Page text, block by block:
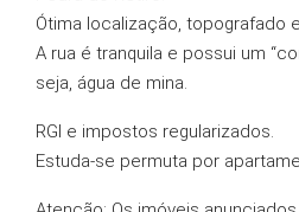
Ótima localização, topografado
A rua é tranquila e possui um
seja, água de mina.
RGI e impostos regularizados.
Estuda-se permuta por